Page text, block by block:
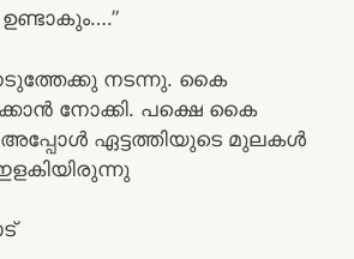
നടന്നു. കൈ
നോക്കി. പക്ഷെ കൈ
ഏട്ടത്തിയുടെ മുലകൾ